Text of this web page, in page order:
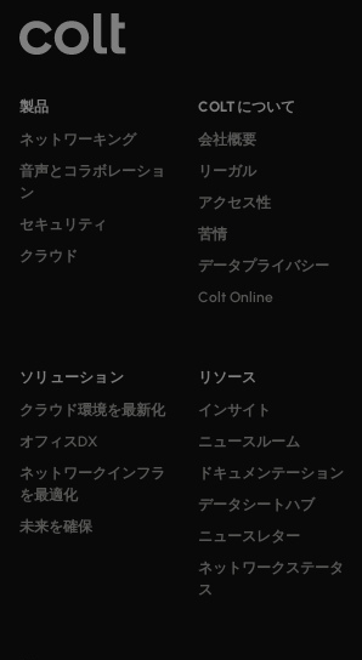
製品
ネットワーキング
音声とコラボレーショ
ン
セキュリティ
クラウド
ソリューション
クラウド環境を最新化
オフィスDX
ネットワークインフラ
を最適化
未来を確保
リソース
インサイト
ニュースルーム
ドキュメンテーション
データシートハブ
ニュースレター
ネットワークステータ
ス
COLTについて
会社概要
リーガル
アクセス性
苦情
データプライバシー
Colt Online